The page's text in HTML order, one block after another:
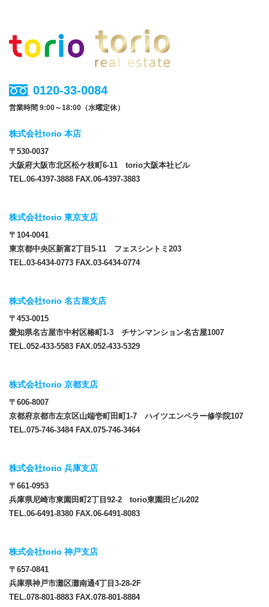
0120-33-0084
営業時間 9:00～18:00（水曜定休）
株式会社torio 本店
〒530-0037
大阪府大阪市北区松ケ枝町6-11 torio大阪本社ビル
TEL.06-4397-3888 FAX.06-4397-3883
株式会社torio 東京支店
〒104-0041
東京都中央区新富2丁目5-11 フェスシントミ203
TEL.03-6434-0773 FAX.03-6434-0774
株式会社torio 名古屋支店
〒453-0015
愛知県名古屋市中村区椿町1-3 チサンマンション名古屋1007
TEL.052-433-5583 FAX.052-433-5329
株式会社torio 京都支店
〒606-8007
京都府京都市左京区山端壱町田町1-7 ハイツエンペラー修学院107
TEL.075-746-3484 FAX.075-746-3464
株式会社torio 兵庫支店
〒661-0953
兵庫県尼崎市東園田町2丁目92-2 torio東園田ビル202
TEL.06-6491-8380 FAX.06-6491-8083
株式会社torio 神戸支店
〒657-0841
兵庫県神戸市灘区灘南通4丁目3-28-2F
TEL.078-801-8883 FAX.078-801-8884